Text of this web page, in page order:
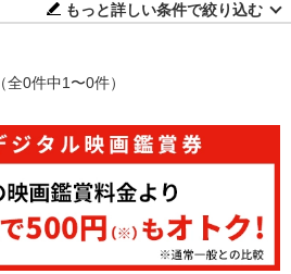
もっと詳しい条件で絞り込む
（全0件中1〜0件）